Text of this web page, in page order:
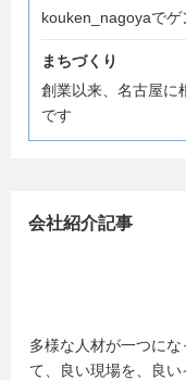
kouken_nagoyaでゲ
まちづくり
創業以来、名古屋に
です
会社紹介記事
多様な人材が一つに
て、良い現場を、良